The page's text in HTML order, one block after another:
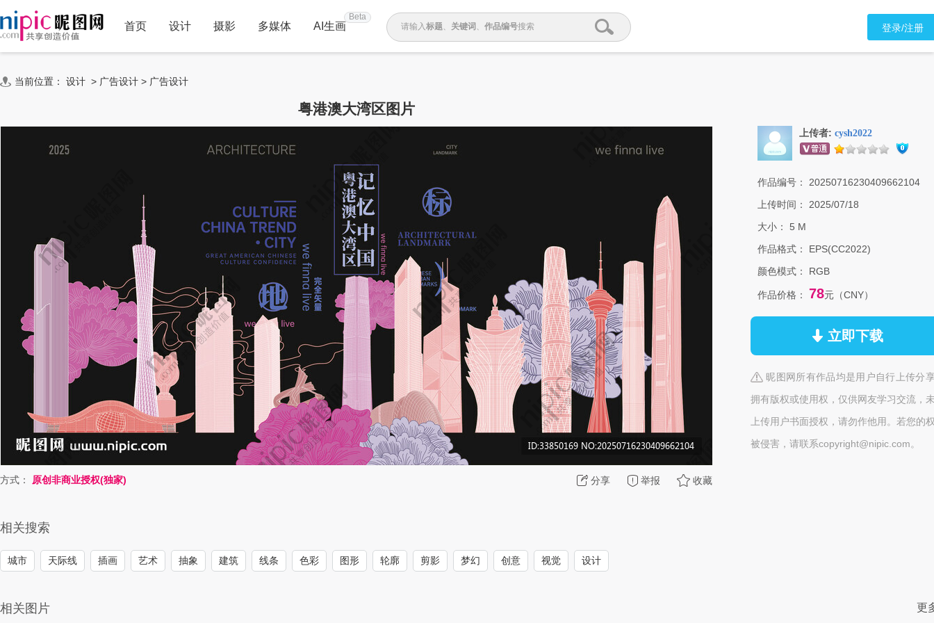
首页 设计 摄影 多媒体 AI生画
Beta
请输入标题、 关键词 、 作品编号搜索 登录/注册
当前位置： 设计 > 广告设计 > 广告设计
粤港澳大湾区图片
分享 举报 收藏
方式： 原创非商业授权(独家)
上传者: cysh2022
作品编号：
20250716230409662104
上传时间：
2025/07/18
大小：
5 M
作品格式：
EPS(CC2022)
颜色模式：
RGB
作品价格： 78元（CNY）
立即下载
昵图网所有作品均是用户自行上传分
拥有版权或使用权，仅供网友学习交流，
上传用户书面授权，请勿作他用。若您的
被侵害，请联系copyright@nipic.com。
相关搜索
城市 天际线 插画 艺术 抽象 建筑 线条 色彩 图形 轮廓 剪影 梦幻 创意 视觉 设计
相关图片 更